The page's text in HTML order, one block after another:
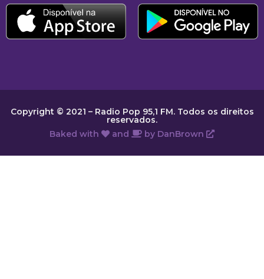
Copyright © 2021 – Radio Pop 95,1 FM. Todos os direitos
reservados.
Baked with
and by DanBrown